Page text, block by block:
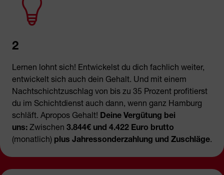
2
Lernen lohnt sich! Entwickelst du dich fachlich weiter,
entwickelt sich auch dein Gehalt. Und mit einem
Nachtschichtzuschlag von bis zu 35 Prozent profitierst
du im Schichtdienst auch dann, wenn ganz Hamburg
schläft. Apropos Gehalt! Deine Vergütung bei
uns: Zwischen 3.844€ und 4.422 Euro brutto
(monatlich) plus Jahressonderzahlung und Zuschläge.